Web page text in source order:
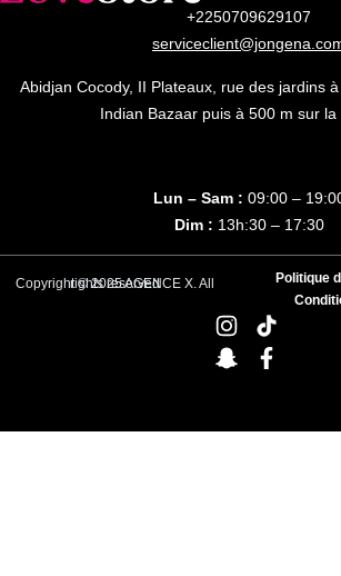
+2250709629107
Abidjan Cocody, II Plateaux, rue des jardins
Indian Bazaar puis à 500 m sur la
Lun – Sam : 09:00 –
Dim : 13h:30 – 17:30
Copyright © 2025 AGENCE X. All rights reserved
Politique